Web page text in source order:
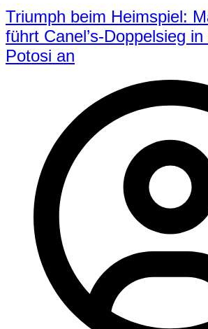
Triumph beim Heimspiel:
führt Canel’s-Doppelsieg
Potosi an